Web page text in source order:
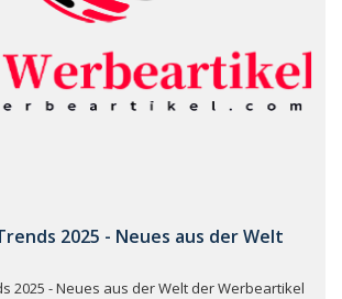
2025 - Neues aus der Welt
2025 - Neues aus der Welt der Werbeartikel